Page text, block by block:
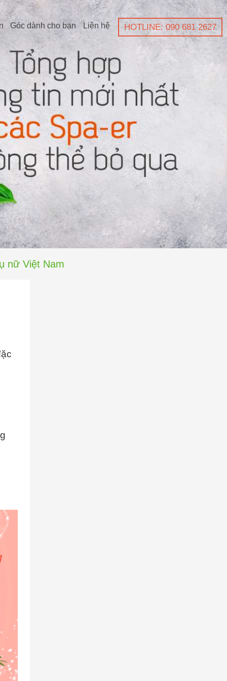
Góc dành cho bạn Liên hệ HOTLINE: 090 681 2627
nữ Việt Nam